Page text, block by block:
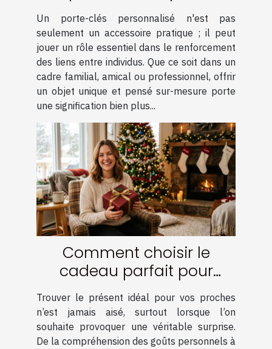
renforcer les liens ?
Un porte-clés personnalisé n'est pas
seulement un accessoire pratique ; il peut
jouer un rôle essentiel dans le renforcement
des liens entre individus. Que ce soit dans un
cadre familial, amical ou professionnel, offrir
un objet unique et pensé sur-mesure porte
une signification bien plus...
Comment choisir le
cadeau parfait pour
surprendre vos proches ?
Trouver le présent idéal pour vos proches
n’est jamais aisé, surtout lorsque l’on
souhaite provoquer une véritable surprise.
De la compréhension des goûts personnels à